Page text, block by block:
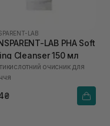
LAB
LAB PHA Soft
Cleanser 150 мл
очисник для